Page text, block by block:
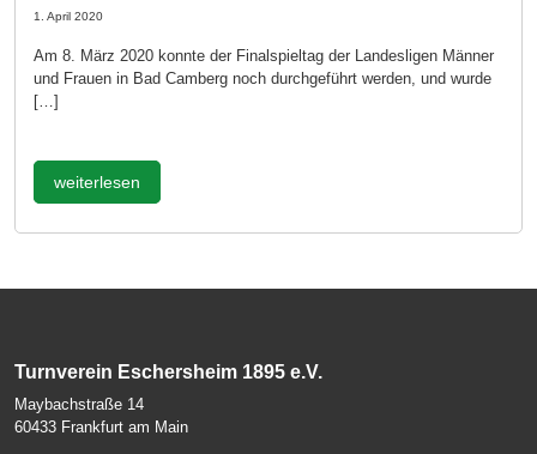
1. April 2020
Am 8. März 2020 konnte der Finalspieltag der Landesligen Männer
und Frauen in Bad Camberg noch durchgeführt werden, und wurde
[…]
weiterlesen
Turnverein Eschersheim 1895 e.V.
Maybachstraße 14
60433 Frankfurt am Main